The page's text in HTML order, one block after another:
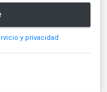
y privacidad